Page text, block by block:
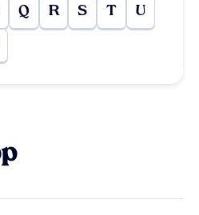
Q R S T U